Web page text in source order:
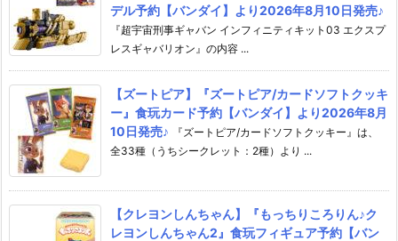
デル予約【バンダイ】より2026年8月10日発売♪
『超宇宙刑事ギャバン インフィニティキット03 エクスプ
レスギャバリオン』の内容 ...
【ズートピア】『ズートピア/カードソフトクッキ
ー』食玩カード予約【バンダイ】より2026年8月
10日発売♪
『ズートピア/カードソフトクッキー』は、
全33種（うちシークレット：2種）より ...
【クレヨンしんちゃん】『もっちりころりん♪ク
レヨンしんちゃん2』食玩フィギュア予約【バン